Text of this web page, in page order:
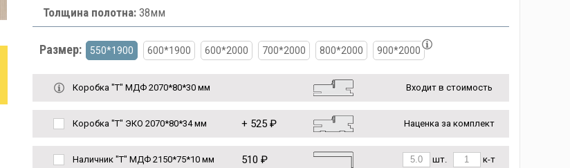
Толщина полотна:38мм
Размер: 550*1900 600*1900 600*2000 700*2000 800*2000 900*2000
Коробка "Т" МДФ 2070*80*30 мм Входит в стоимость
Коробка "Т" ЭКО 2070*80*34 мм + 525 ₽ Наценка за комплект
Наличник "Т" МДФ 2150*75*10 мм 510 ₽ шт. к-т